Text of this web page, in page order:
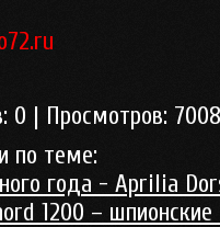
0 | Просмотров: 7008
по теме:
года - Aprilia
1200 –